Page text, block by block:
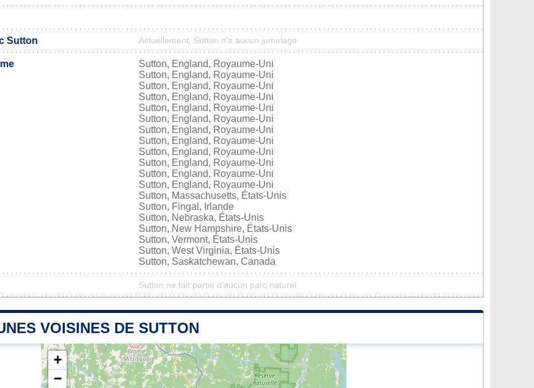
Sutton Actuellement, Sutton n'a aucun jumelage
Sutton, England, Royaume-Uni
Sutton, England, Royaume-Uni
Sutton, England, Royaume-Uni
Sutton, England, Royaume-Uni
Sutton, England, Royaume-Uni
Sutton, England, Royaume-Uni
Sutton, England, Royaume-Uni
Sutton, England, Royaume-Uni
Sutton, England, Royaume-Uni
Sutton, England, Royaume-Uni
Sutton, England, Royaume-Uni
Sutton, England, Royaume-Uni
Sutton, Massachusetts, États-Unis
Sutton, Fingal, Irlande
Sutton, Nebraska, États-Unis
Sutton, New Hampshire, États-Unis
Sutton, Vermont, États-Unis
Sutton, West Virginia, États-Unis
Sutton, Saskatchewan, Canada
Sutton ne fait partie d'aucun parc naturel
VOISINES DE SUTTON
+
−